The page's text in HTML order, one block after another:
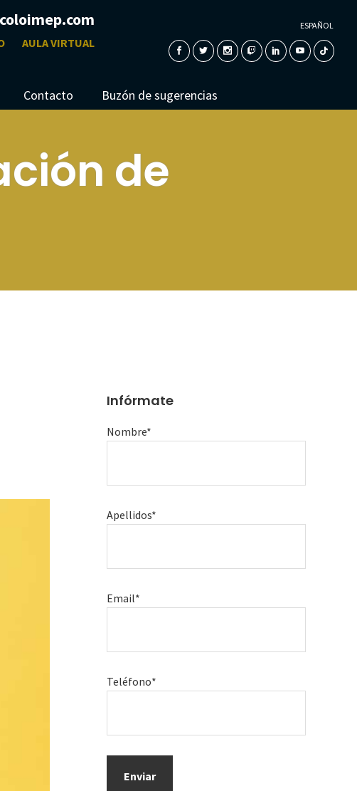
AULA VIRTUAL
ESPAÑOL
Contacto Buzón de sugerencias
de
Infórmate
Nombre*
Apellidos*
Email*
Teléfono*